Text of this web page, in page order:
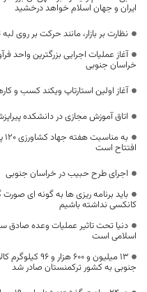
ایران و جهان اسلام خواهد درخشید
نظارت بر بازار، مانند حرکت بر روی
آغاز عملیات اجرایی بزرگترین
خراسان جنوبی
آغاز اولین استارتاپ ویکند کسب و
اتاق آموزش مجازی در دانشکده
افتتاح است
اجرای طرح حبیب در خراسان جنوبی
باید برنامه ریزی ها به گونه ای
کانکسی نداشته باشیم
دنیا تحت تاثیر عملیات وعده صادق
اسلامی است
جنوبی به کشور ترکمنستان صادر شد